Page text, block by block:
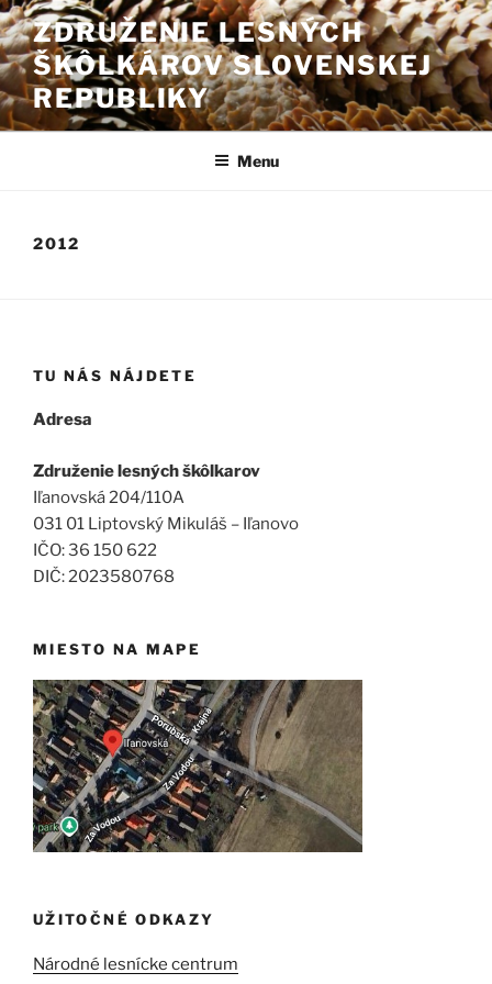
Prejsť
na
obsah
ZDRUŽENIE LESNÝCH
ŠKÔLKÁROV SLOVENSKEJ
REPUBLIKY
Menu
2012
TU NÁS NÁJDETE
Adresa
Združenie lesných škôlkarov
Iľanovská 204/110A
031 01 Liptovský Mikuláš – Iľanovo
IČO: 36 150 622
DIČ: 2023580768
MIESTO NA MAPE
UŽITOČNÉ ODKAZY
Národné lesnícke centrum